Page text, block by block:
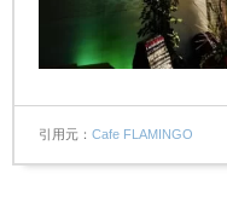
引用元 Cafe FLAMINGO